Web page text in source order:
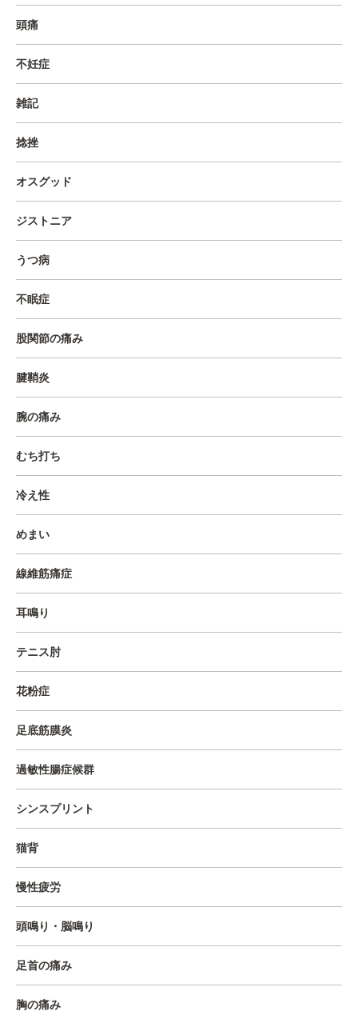
頭痛
不妊症
雑記
捻挫
オスグッド
ジストニア
うつ病
不眠症
股関節の痛み
腱鞘炎
腕の痛み
むち打ち
冷え性
めまい
線維筋痛症
耳鳴り
テニス肘
花粉症
足底筋膜炎
過敏性腸症候群
シンスプリント
猫背
慢性疲労
頭鳴り・脳鳴り
足首の痛み
胸の痛み